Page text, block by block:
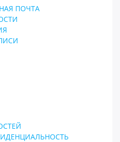
ПОЧТА